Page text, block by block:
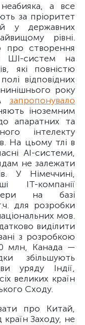
а все
за пріоритет
у державних
рівні.
про створення
ШІ-систем на
які повністю
відповідних
року
запропонувало
іноземним
апаратних та
інтелекту
На цьому тлі в
AI-системи,
не залежати
У Німеччині,
ІТ-компанії
на базі
для розробки
мов.
виділити
з розробкою
млн, Канада —
збільшують
уряду Індії,
великих країн
Сходу.
про Китай,
країн Заходу, не